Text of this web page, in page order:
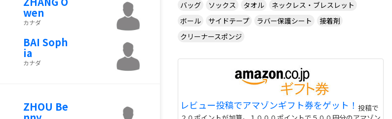
wen
カナダ
BAI Soph
ia
カナダ
ZHOU Be
バッグ
ソックス タオル
ネックレス・ブレスレット
ボール
サイドテープ ラバー保護シート
接着剤
クリーナースポンジ
レビュー投稿でアマゾンギフト券をゲット！ 投稿で